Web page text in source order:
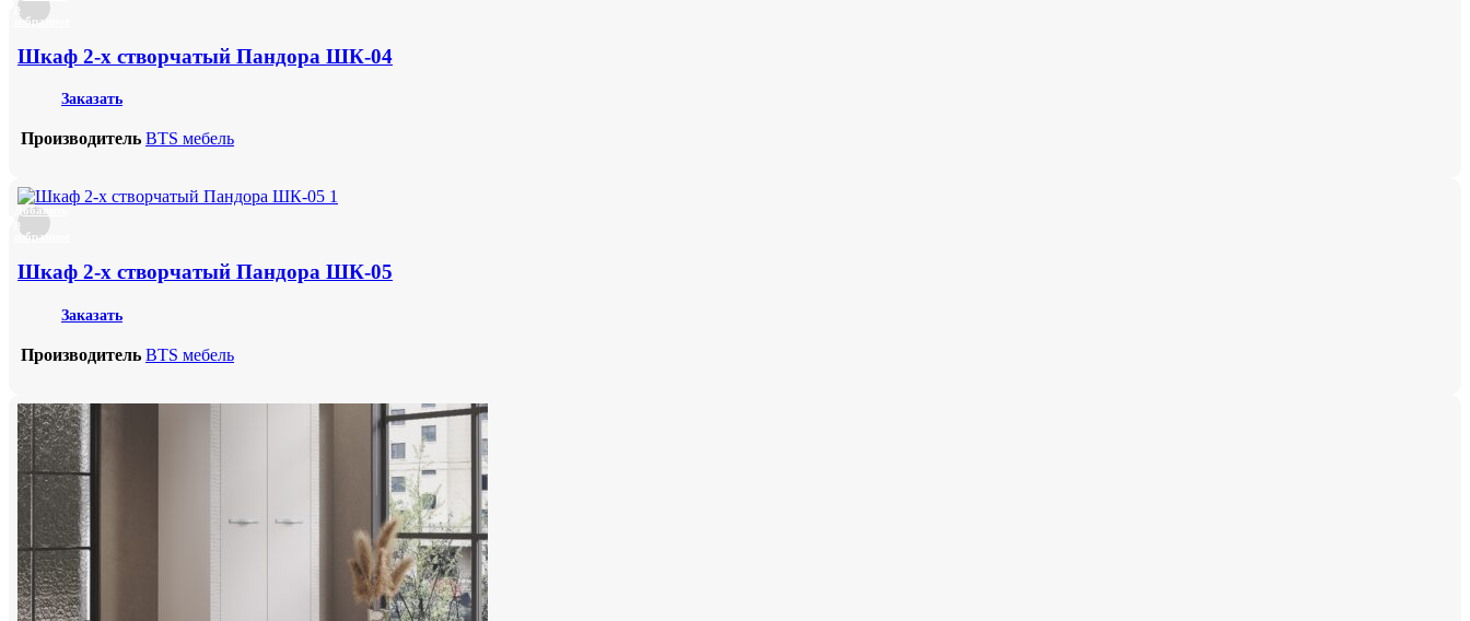
в
избранное
Шкаф 2-х створчатый Пандора ШК-04
Заказать
Производитель BTS мебель
Добавить
в
избранное
Шкаф 2-х створчатый Пандора ШК-05
Заказать
Производитель BTS мебель